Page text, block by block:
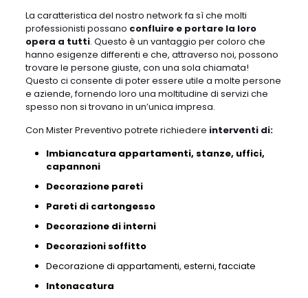
La caratteristica del nostro network fa sì che molti
professionisti possano confluire e portare la loro
opera a tutti. Questo è un vantaggio per coloro che
hanno esigenze differenti e che, attraverso noi, possono
trovare le persone giuste, con una sola chiamata!
Questo ci consente di poter essere utile a molte persone
e aziende, fornendo loro una moltitudine di servizi che
spesso non si trovano in un’unica impresa.
Con Mister Preventivo potrete richiedere interventi di:
Imbiancatura appartamenti, stanze, uffici,
capannoni
Decorazione pareti
Pareti di cartongesso
Decorazione di interni
Decorazioni soffitto
Decorazione di appartamenti, esterni,facciate
Intonacatura